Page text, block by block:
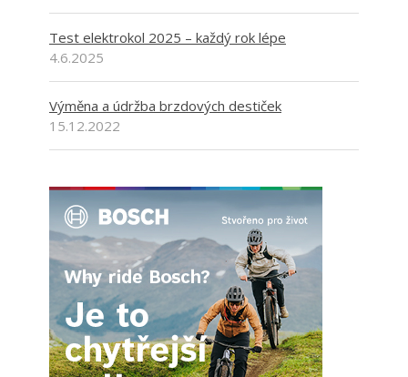
Test elektrokol 2025 – každý rok lépe
4.6.2025
Výměna a údržba brzdových destiček
15.12.2022